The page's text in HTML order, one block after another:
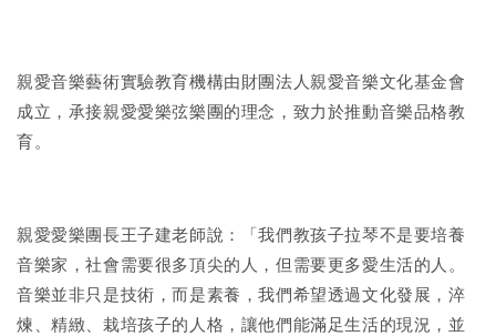
親愛音樂藝術實驗教育機構由財團法人親愛音樂文化基金會
成立，承接親愛愛樂弦樂團的理念，致力於推動音樂品格教
育。
親愛愛樂團長王子建老師說：「我們教孩子拉琴不是要培養
音樂家，社會需要很多頂尖的人，但需要更多愛生活的人。
音樂並非只是技術，而是素養，我們希望透過文化發展，淬
煉、精緻、栽培孩子的人格，讓他們能滿足生活的現況，並